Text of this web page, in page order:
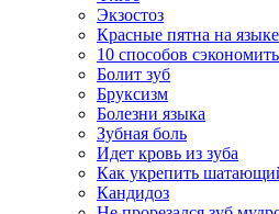
Экзостоз
Красные пятна на языке
10 способов
Болит зуб
Бруксизм
Болезни языка
Зубная боль
Идет кровь из зуба
Как укрепить
Кандидоз